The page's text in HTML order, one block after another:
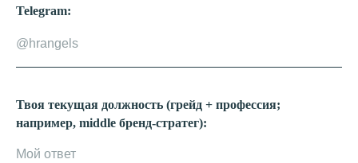
Telegram:
Твоя текущая должность (грейд + профессия;
например, middle бренд-стратег):